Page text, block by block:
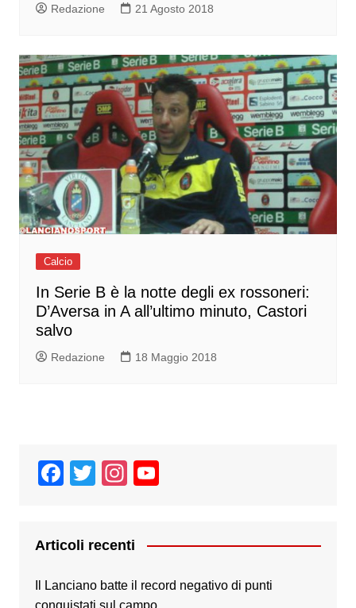
Redazione 21 Agosto 2018
Calcio
In Serie B è la notte degli ex rossoneri:
D’Aversa in A all’ultimo minuto, Castori
salvo
Redazione 18 Maggio 2018
F
e
b
o
T
er
In
gr
a
m
T
Articoli recenti
Il Lanciano batte il record negativo di punti
conquistati sul campo